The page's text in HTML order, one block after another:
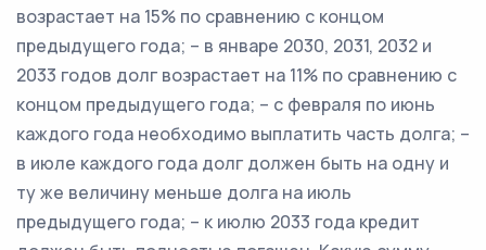
возрастает на 15% по сравнению с концом
предыдущего года; – в январе 2030, 2031, 2032 и
2033 годов долг возрастает на 11% по сравнению с
концом предыдущего года; – с февраля по июнь
каждого года необходимо выплатить часть долга; –
в июле каждого года долг должен быть на одну и
ту же величину меньше долга на июль
предыдущего года; – к июлю 2033 года кредит